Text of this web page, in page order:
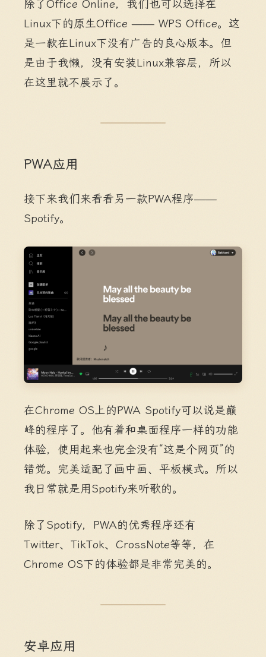
除了Office Online，我们也可以选择在
Linux下的原生Office —— WPS Office。这
是一款在Linux下没有广告的良心版本。但
是由于我懒，没有安装Linux兼容层，所以
在这里就不展示了。
PWA应用
接下来我们来看看另一款PWA程序——
Spotify。
在Chrome OS上的PWA Spotify可以说是巅
峰的程序了。他有着和桌面程序一样的功能
体验，使用起来也完全没有“这是个网页”的
错觉。完美适配了画中画、平板模式。所以
我日常就是用Spotify来听歌的。
除了Spotify，PWA的优秀程序还有
Twitter、TikTok、CrossNote等等，在
Chrome OS下的体验都是非常完美的。
安卓应用